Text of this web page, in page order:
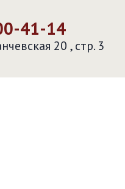
41-14
20 , стр. 3